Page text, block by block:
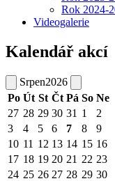
Rok 2024-
Videogalerie
Kalendář akcí
Srpen2026
Po Út St Čt Pá So Ne
27 28 29 30 31 1
2
3
4 5 6 7 8
9
10 11 12 13 14 15 16
17 18 19 20 21 22 23
24 25 26 27 28 29 30